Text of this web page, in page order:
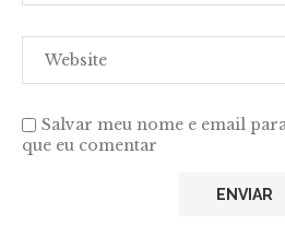
Salvar meu nome e email
que eu comentar